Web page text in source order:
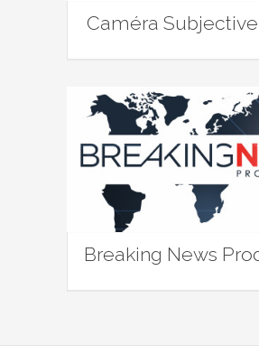
Caméra
Breaking News